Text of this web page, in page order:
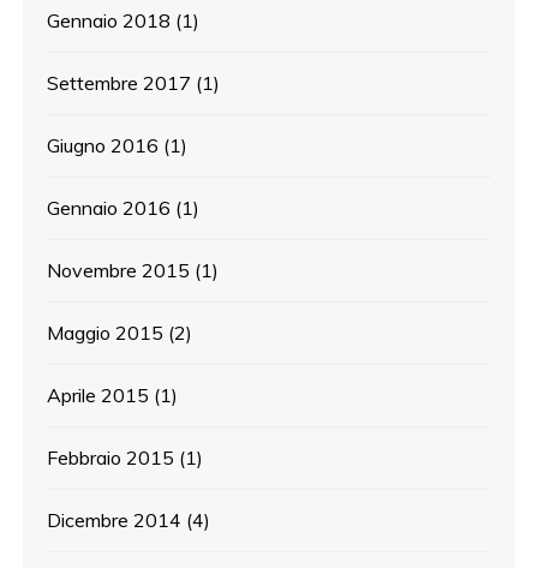
Gennaio 2018 (1)
Settembre 2017 (1)
Giugno 2016 (1)
Gennaio 2016 (1)
Novembre 2015 (1)
Maggio 2015 (2)
Aprile 2015 (1)
Febbraio 2015 (1)
Dicembre 2014 (4)